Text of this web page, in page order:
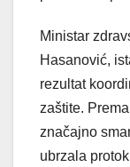
Ministar
Hasanović,
rezultat
zaštite.
značajno
ubrzala